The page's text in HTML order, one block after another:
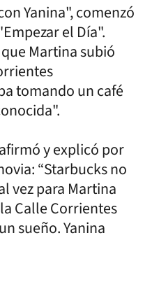
Yanina", comenzó
el Día".
Martina subió
tomando un café
y explicó por
“Starbucks no
vez para Martina
Calle Corrientes
sueño. Yanina